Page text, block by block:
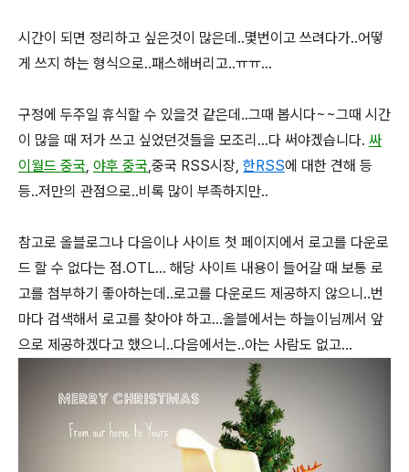
시간이 되면 정리하고 싶은것이 많은데..몇번이고 쓰려다가..어떻
게 쓰지 하는 형식으로..패스해버리고..ㅠㅠ...
구정에 두주일 휴식할 수 있을것 같은데..그때 봅시다~~그때 시간
이 많을 때 저가 쓰고 싶었던것들을 모조리...다 써야겠습니다. 싸
이월드 중국, 야후 중국,중국 RSS시장, 한RSS에 대한 견해 등
등..저만의 관점으로..비록 많이 부족하지만..
참고로 올블로그나 다음이나 사이트 첫 페이지에서 로고를 다운로
드 할 수 없다는 점.OTL... 해당 사이트 내용이 들어갈 때 보통 로
고를 첨부하기 좋아하는데..로고를 다운로드 제공하지 않으니..번
마다 검색해서 로고를 찾아야 하고...올블에서는 하늘이님께서 앞
으로 제공하겠다고 했으니..다음에서는..아는 사람도 없고...